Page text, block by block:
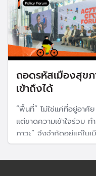
ถอดรหัสเมืองสุข
เข้าถึงได้
“พื้นที่” ไม่ใช่แค่ที่อยู่อา
แต่ขาดความเข้าใจร่วม
ภาวะ” จึงจำกัดอยู่แค่ในเมืองต้นแบบ
ขยับท้องถิ่น ขยายเมืองสุ
สร้างกลไกการมีส่วนร่ว